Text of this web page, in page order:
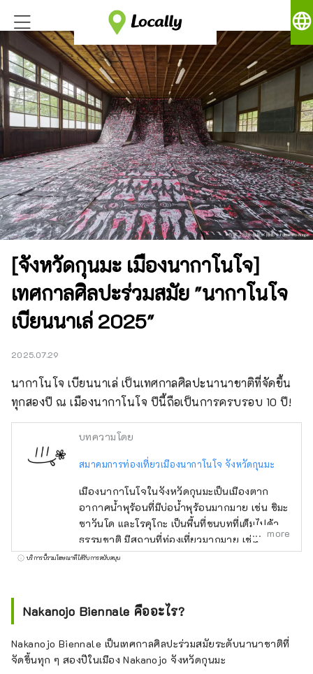
language
[จังหวัดกุนมะ เมืองนากาโนโจ]
เทศกาลศิลปะร่วมสมัย "นากาโนโจ
เบียนนาเล่ 2025"
2025.07.29
นากาโนโจ เบียนนาเล่ เป็นเทศกาลศิลปะนานาชาติที่จัดขึ้น
ทุกสองปี ณ เมืองนากาโนโจ ปีนี้ถือเป็นการครบรอบ 10 ปี!
บทความโดย
สมาคมการท่องเที่ยวเมืองนากาโนโจ จังหวัดกุนมะ
เมืองนากาโนโจในจังหวัดกุนมะเป็นเมืองตาก
อากาศน้ำพุร้อนที่มีบ่อน้ำพุร้อนมากมาย เช่น ชิมะ
ซาวันโด และโรคุโกะ เป็นพื้นที่ชนบทที่เต็มไปด้วย
ธรรมชาติ มีสถานที่ท่องเที่ยวมากมาย เช่น
ทะเลสาบโนโซริ โยชิกาฮิระ และสวนชัตสึโบมิโง
นอกจากนี้ เมืองนี้ยังจัดงานเทศกาลศิลปะร่วม
สมัยนานาชาตินากาโนโจ เบียนนาเล่ ซึ่งจัดขึ้น
ทุกสองปี เราจะมาแนะนำเสน่ห์ของเมืองนากาโน
โจกัน
more
บริการนี้รวมโฆษณาที่ได้รับการสนับสนุน
Nakanojo Biennale คืออะไร?
Nakanojo Biennale เป็นเทศกาลศิลปะร่วมสมัยระดับนานาชาติที่
จัดขึ้นทุก ๆ สองปีในเมือง Nakanojo จังหวัดกุนมะ